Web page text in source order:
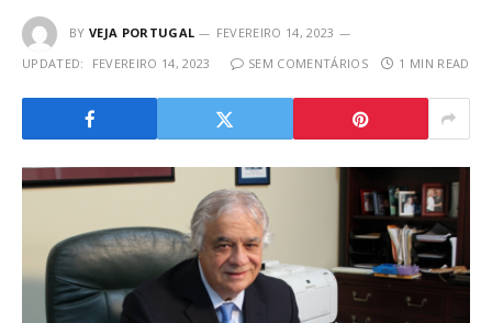
BY VEJA PORTUGAL
FEVEREIRO 14, 2023
UPDATED:
FEVEREIRO 14, 2023 SEM COMENTÁRIOS 1 MIN READ